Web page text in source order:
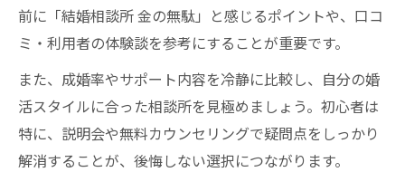
前に「結婚相談所 金の無駄」と感じるポイントや、口コ
ミ・利用者の体験談を参考にすることが重要です。
また、成婚率やサポート内容を冷静に比較し、自分の婚
活スタイルに合った相談所を見極めましょう。初心者は
特に、説明会や無料カウンセリングで疑問点をしっかり
解消することが、後悔しない選択につながります。